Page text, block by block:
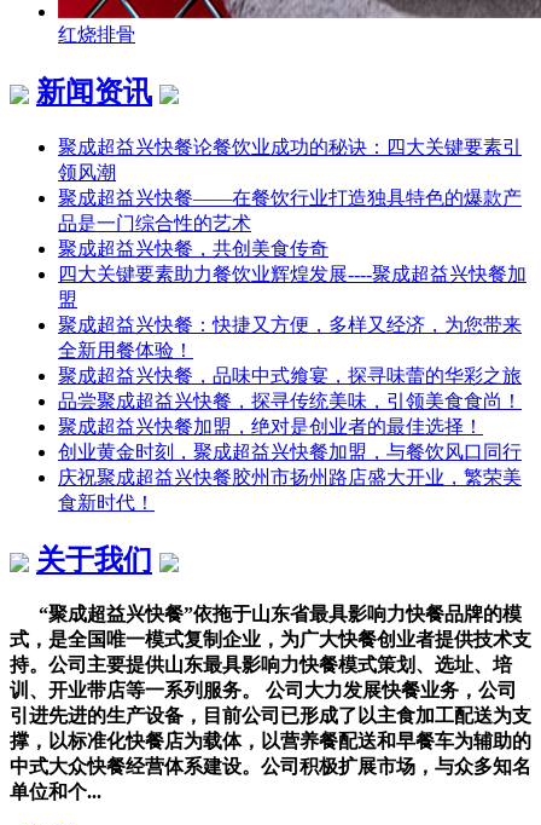
红烧排骨
新闻资讯
聚成超益兴快餐论餐饮业成功的秘诀：四大关键要素引
领风潮
聚成超益兴快餐——在餐饮行业打造独具特色的爆款产
品是一门综合性的艺术
聚成超益兴快餐，共创美食传奇
四大关键要素助力餐饮业辉煌发展----聚成超益兴快餐加
盟
聚成超益兴快餐：快捷又方便，多样又经济，为您带来
全新用餐体验！
聚成超益兴快餐，品味中式飨宴，探寻味蕾的华彩之旅
品尝聚成超益兴快餐，探寻传统美味，引领美食食尚！
聚成超益兴快餐加盟，绝对是创业者的最佳选择！
创业黄金时刻，聚成超益兴快餐加盟，与餐饮风口同行
庆祝聚成超益兴快餐胶州市扬州路店盛大开业，繁荣美
食新时代！
关于我们
“聚成超益兴快餐”依拖于山东省最具影响力快餐品牌的模
式，是全国唯一模式复制企业，为广大快餐创业者提供技术支
持。公司主要提供山东最具影响力快餐模式策划、选址、培
训、开业带店等一系列服务。 公司大力发展快餐业务，公司
引进先进的生产设备，目前公司已形成了以主食加工配送为支
撑，以标准化快餐店为载体，以营养餐配送和早餐车为辅助的
中式大众快餐经营体系建设。公司积极扩展市场，与众多知名
单位和个...